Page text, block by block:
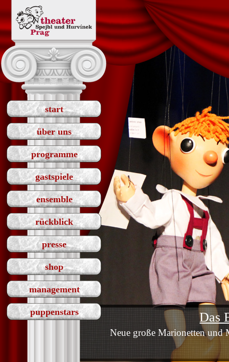
start
über uns
programme
gastspiele
ensemble
rückblick
presse
shop
management
puppenstars Das
Neue große Marionetten und